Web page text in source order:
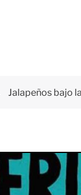
Jalapeños bajo